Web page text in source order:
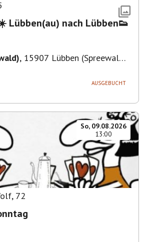
Lübben(au) nach Lübben👟
, 15907 Lübben (Spreewald),
AUSGEBUCHT
So, 09.08.2026
13:00
, 72
Sonntag